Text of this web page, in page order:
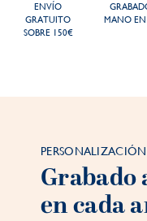
ENVÍO
GRATUITO
SOBRE 150€
MANO
PERSONALIZACIÓN
en cada